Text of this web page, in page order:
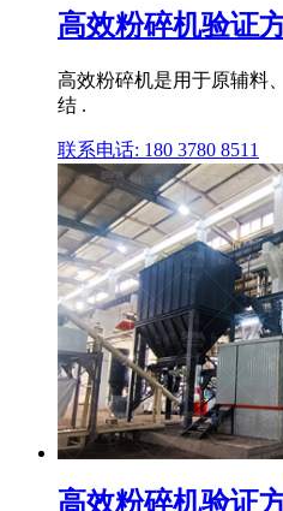
高效粉碎机验证
高效粉碎机是用于原辅料
结 .
联系电话: 180 3780 8511
高效粉碎机验证